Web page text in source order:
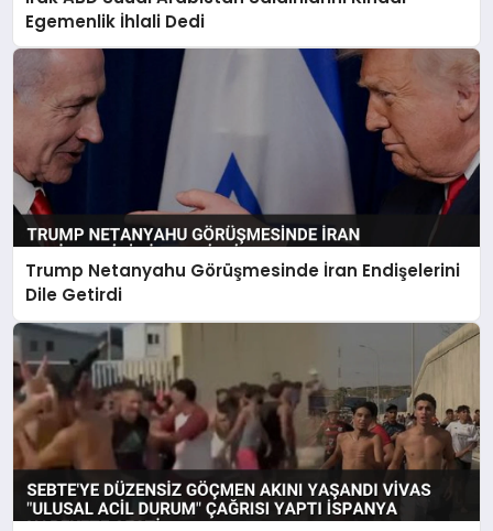
Egemenlik İhlali Dedi
Trump Netanyahu Görüşmesinde İran Endişelerini
Dile Getirdi